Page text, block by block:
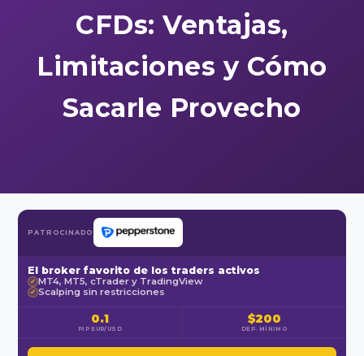
CFDs: Ventajas,
Limitaciones y Cómo
Sacarle Provecho
PATROCINADO
El broker favorito de los traders activos
✓ MT4, MT5, cTrader y TradingView
✓ Scalping sin restricciones
0.1
PIP EUR/USD
$200
DEP. MÍNIMO